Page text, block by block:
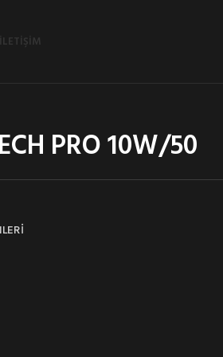
İLETIŞIM
PRO 10W/50